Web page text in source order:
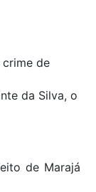
de
da Silva, o
de Marajá